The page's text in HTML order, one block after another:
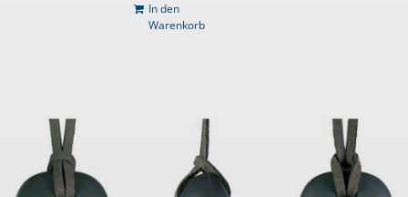
In den
Warenkorb